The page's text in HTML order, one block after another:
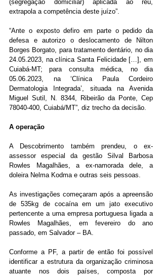
(segregação domiciliar) aplicada ao réu,
extrapola a competência deste juízo”.
“Ante o exposto defiro em parte o pedido da
defesa e autorizo o deslocamento de Nilton
Borges Borgato, para tratamento dentário, no dia
24.05.2023, na clínica Santa Felicidade […], em
Cuiabá-MT; para consulta médica, no dia
05.06.2023, na ‘Clínica Paula Cordeiro
Dermatologia Integrada’, situada na Avenida
Miguel Sutil, N. 8344, Ribeirão da Ponte, Cep
78040-400, Cuiabá/MT”, diz trecho da decisão.
A operação
A Descobrimento também prendeu, o ex-
assessor especial da gestão Silval Barbosa
Rowles Magalhães, a ex-namorada dele, a
doleira Nelma Kodma e outras seis pessoas.
As investigações começaram após a apreensão
de 535kg de cocaína em um jato executivo
pertencente a uma empresa portuguesa ligada a
Rowles Magalhães, em fevereiro do ano
passado, em Salvador – BA.
Conforme a PF, a partir de então foi possível
identificar a estrutura da organização criminosa
atuante nos dois países, composta por